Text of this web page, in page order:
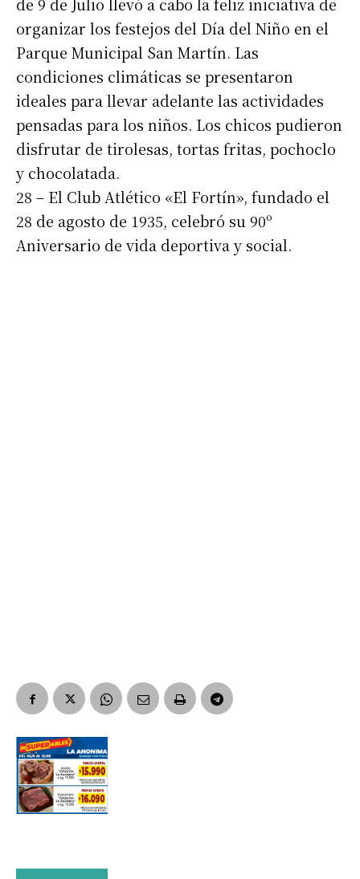
de 9 de Julio llevó a cabo la feliz iniciativa de
organizar los festejos del Día del Niño en el
Parque Municipal San Martín. Las
condiciones climáticas se presentaron
ideales para llevar adelante las actividades
pensadas para los niños. Los chicos pudieron
disfrutar de tirolesas, tortas fritas, pochoclo
y chocolatada.
28 – El Club Atlético «El Fortín», fundado el
28 de agosto de 1935, celebró su 90º
Aniversario de vida deportiva y social.